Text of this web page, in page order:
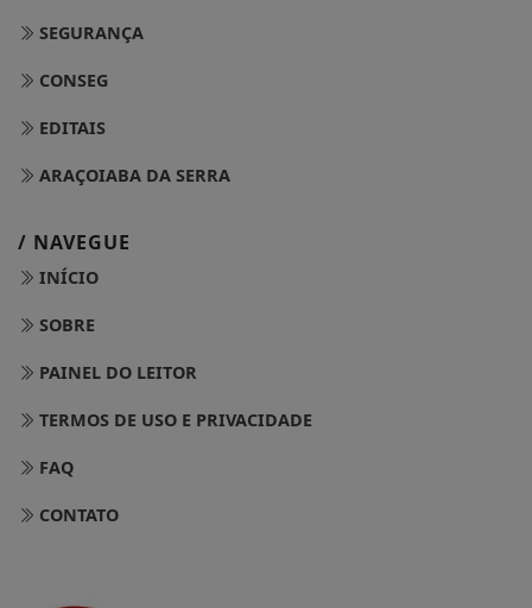
SEGURANÇA
CONSEG
EDITAIS
ARAÇOIABA DA SERRA
/ NAVEGUE
INÍCIO
SOBRE
PAINEL DO LEITOR
TERMOS DE USO E PRIVACIDADE
FAQ
CONTATO